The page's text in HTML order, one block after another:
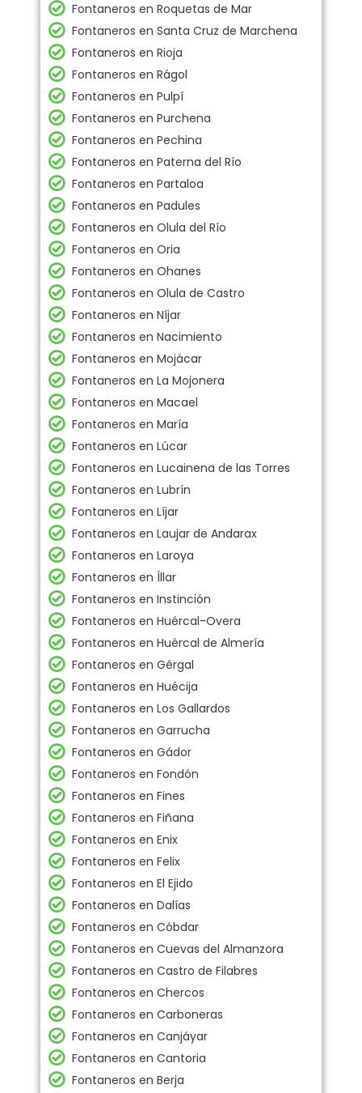
Fontaneros en Roquetas de Mar
Fontaneros en Santa Cruz de Marchena
Fontaneros en Rioja
Fontaneros en Rágol
Fontaneros en Pulpí
Fontaneros en Purchena
Fontaneros en Pechina
Fontaneros en Paterna del Río
Fontaneros en Partaloa
Fontaneros en Padules
Fontaneros en Olula del Río
Fontaneros en Oria
Fontaneros en Ohanes
Fontaneros en Olula de Castro
Fontaneros en Níjar
Fontaneros en Nacimiento
Fontaneros en Mojácar
Fontaneros en La Mojonera
Fontaneros en Macael
Fontaneros en María
Fontaneros en Lúcar
Fontaneros en Lucainena de las Torres
Fontaneros en Lubrín
Fontaneros en Líjar
Fontaneros en Laujar de Andarax
Fontaneros en Laroya
Fontaneros en Íllar
Fontaneros en Instinción
Fontaneros en Huércal-Overa
Fontaneros en Huércal de Almería
Fontaneros en Gérgal
Fontaneros en Huécija
Fontaneros en Los Gallardos
Fontaneros en Garrucha
Fontaneros en Gádor
Fontaneros en Fondón
Fontaneros en Fines
Fontaneros en Fiñana
Fontaneros en Enix
Fontaneros en Felix
Fontaneros en El Ejido
Fontaneros en Dalías
Fontaneros en Cóbdar
Fontaneros en Cuevas del Almanzora
Fontaneros en Castro de Filabres
Fontaneros en Chercos
Fontaneros en Carboneras
Fontaneros en Canjáyar
Fontaneros en Cantoria
Fontaneros en Berja